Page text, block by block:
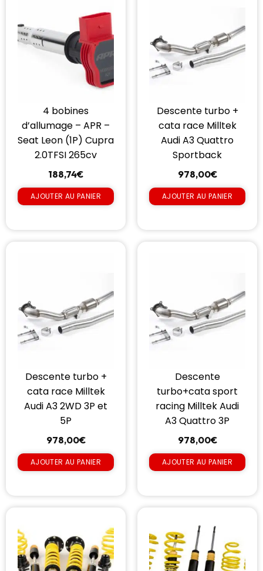
4 bobines
d’allumage – APR –
Seat Leon (1P) Cupra
2.0TFSI 265cv
188,74€
AJOUTER AU PANIER
Descente turbo +
cata race Milltek
Audi A3 Quattro
Sportback
978,00€
AJOUTER AU PANIER
Descente turbo +
cata race Milltek
Audi A3 2WD 3P et
5P
978,00€
AJOUTER AU PANIER
Descente
turbo+cata sport
racing Milltek Audi
A3 Quattro 3P
978,00€
AJOUTER AU PANIER